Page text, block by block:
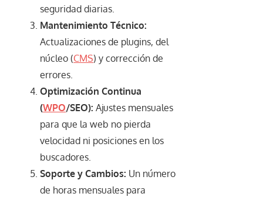
seguridad diarias.
Mantenimiento Técnico:
Actualizaciones de plugins, del
núcleo (CMS) y corrección de
errores.
Optimización Continua
(WPO/SEO): Ajustes mensuales
para que la web no pierda
velocidad ni posiciones en los
buscadores.
Soporte y Cambios: Un número
de horas mensuales para